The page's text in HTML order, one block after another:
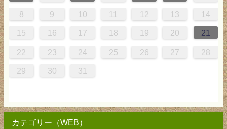
8 9 10 11 12 13 14
15 16 17 18 19 20 21
22 23 24 25 26 27 28
29 30 31
カテゴリー（WEB）